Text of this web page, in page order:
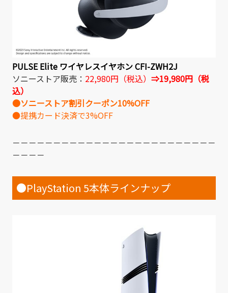
PULSE Elite ワイヤレスイヤホン CFI-ZWH2J
ソニーストア販売： 22,980円（税込） ⇒19,980円（税
込）
●ソニーストア割引クーポン10%OFF
●提携カード決済で3%OFF
－－－－－－－－－－－－－－－－－－－－－－－－－
－－－－
●PlayStation 5本体ラインナップ